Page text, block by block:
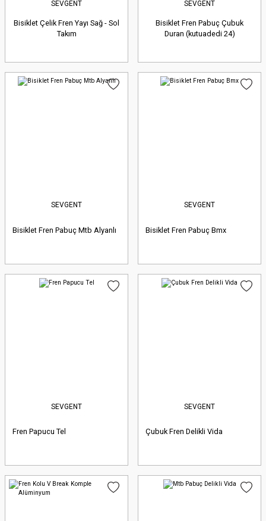
SEVGENT
Bisiklet Çelik Fren Yayı Sağ - Sol
Takım
SEVGENT
Bisiklet Fren Pabuç Çubuk
Duran (kutuadedi 24)
SEVGENT
Bisiklet Fren Pabuç Mtb Alyanlı
SEVGENT
Bisiklet Fren Pabuç Bmx
SEVGENT
Fren Papucu Tel
SEVGENT
Çubuk Fren Delikli Vida